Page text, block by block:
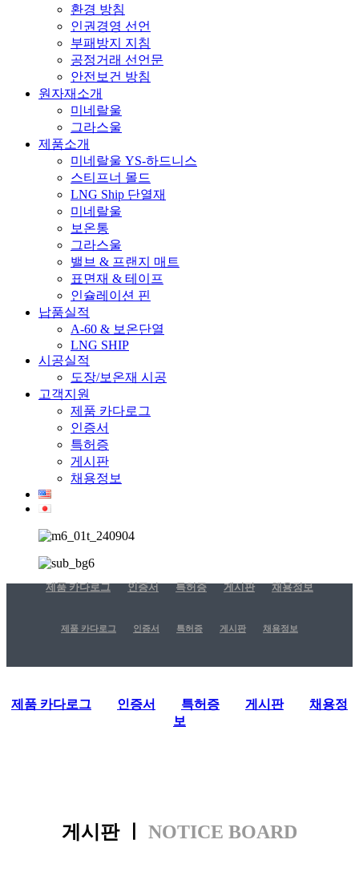
환경 방침
인권경영 선언
부패방지 지침
공정거래 선언문
안전보건 방침
원자재소개
미네랄울
그라스울
제품소개
미네랄울 YS-하드니스
스티프너 몰드
LNG Ship 단열재
미네랄울
보온통
그라스울
밸브 & 프랜지 매트
표면재 & 테이프
인슐레이션 핀
납품실적
A-60 & 보온단열
LNG SHIP
시공실적
도장/보온재 시공
고객지원
제품 카다로그
인증서
특허증
게시판
채용정보
제품 카다로그 인증서 특허증 게시판 채용정보
제품 카다로그 인증서 특허증 게시판 채용정보
제품 카다로그 인증서 특허증 게시판
채용정
보
게시판 ㅣ NOTICE BOARD